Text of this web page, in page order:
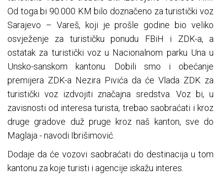
Od toga bi 90.000 KM bilo doznačeno za turistički voz
Sarajevo – Vareš, koji je prošle godine bio veliko
osvježenje za turističku ponudu FBiH i ZDK-a, a
ostatak za turistički voz u Nacionalnom parku Una u
Unsko-sanskom kantonu. Dobili smo i obećanje
premijera ZDK-a Nezira Pivića da će Vlada ZDK za
turistički voz izdvojiti značajna sredstva. Voz bi, u
zavisnosti od interesa turista, trebao saobraćati i kroz
druge gradove duž pruge kroz naš kanton, sve do
Maglaja - navodi Ibrišimović.
Dodaje da će vozovi saobraćati do destinacija u tom
kantonu za koje turisti i agencije iskažu interes.